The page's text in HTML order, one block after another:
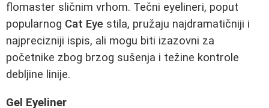
flomaster sličnim vrhom. Tečni eyelineri, poput
popularnog Cat Eye stila, pružaju najdramatičniji i
najprecizniji ispis, ali mogu biti izazovni za
početnike zbog brzog sušenja i težine kontrole
debljine linije.
Gel Eyeliner